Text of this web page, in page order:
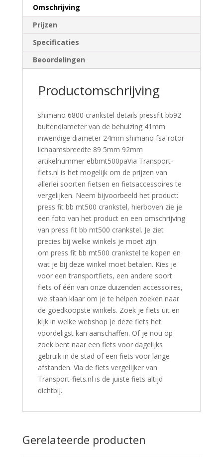
Omschrijving
Prijzen
Specificaties
Beoordelingen
Productomschrijving
shimano 6800 crankstel details pressfit bb92
buitendiameter van de behuizing 41mm
inwendige diameter 24mm shimano fsa rotor
lichaamsbreedte 89 5mm 92mm
artikelnummer ebbmt500paVia Transport-
fiets.nl is het mogelijk om de prijzen van
allerlei soorten fietsen en fietsaccessoires te
vergelijken. Neem bijvoorbeeld het product:
press fit bb mt500 crankstel, hierboven zie je
een foto van het product en een omschrijving
van press fit bb mt500 crankstel. Je ziet
precies bij welke winkels je moet zijn
om press fit bb mt500 crankstel te kopen en
wat je bij deze winkel moet betalen. Kies je
voor een transportfiets, een andere soort
fiets of één van onze duizenden accessoires,
we staan klaar om je te helpen zoeken naar
de goedkoopste winkels. Zoek je fiets uit en
kijk in welke webshop je deze fiets het
voordeligst kan aanschaffen. Of je nou op
zoek bent naar een fiets voor dagelijks
gebruik in de stad of een fiets voor lange
afstanden. Via de fiets vergelijker van
Transport-fiets.nl is de juiste fiets altijd
dichtbij.
Gerelateerde producten